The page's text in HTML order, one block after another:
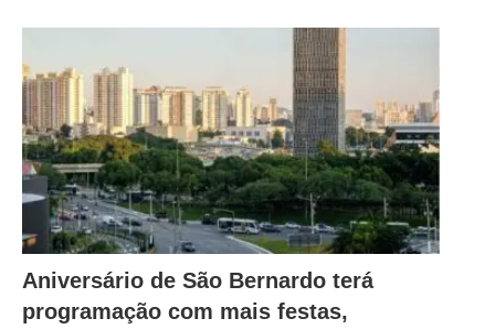
Aniversário de São Bernardo terá
programação com mais festas,